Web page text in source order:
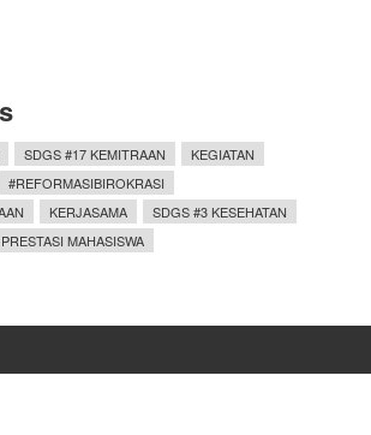
SDGS #17 KEMITRAAN
KEGIATAN
#REFORMASIBIROKRASI
KERJASAMA
SDGS #3 KESEHATAN
PRESTASI MAHASISWA